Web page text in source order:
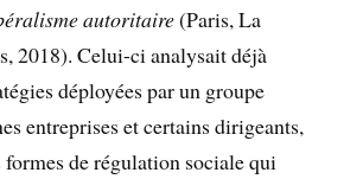
autoritaire(Paris, La
2018). Celui-ci analysait déjà
déployées par un groupe
entreprises et certains dirigeants,
de régulation sociale qui